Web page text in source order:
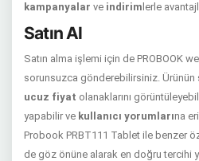
kampanyalar ve indirim lerle
Satın Al
Satın alma işlemi için de PROBOOK
sorunsuzca gönderebilirsiniz. Ürünün
ucuz fiyat olanaklarını
yapabilir ve kullanıcı yorumlarına
Probook PRBT111 Tablet ile benzer
de göz önüne alarak en doğru tercihi